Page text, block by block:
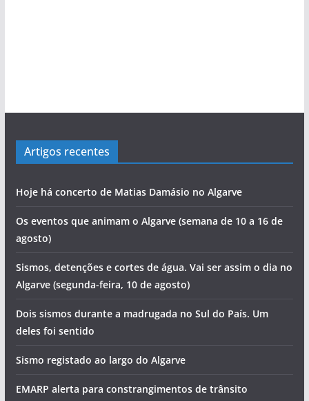
Artigos recentes
Hoje há concerto de Matias Damásio no Algarve
Os eventos que animam o Algarve (semana de 10 a 16 de
agosto)
Sismos, detenções e cortes de água. Vai ser assim o dia no
Algarve (segunda-feira, 10 de agosto)
Dois sismos durante a madrugada no Sul do País. Um
deles foi sentido
Sismo registado ao largo do Algarve
EMARP alerta para constrangimentos de trânsito